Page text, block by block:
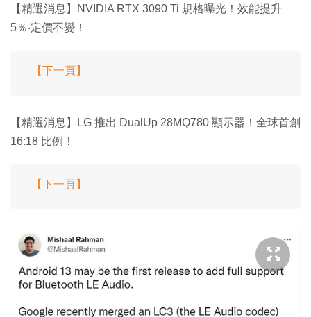
【精選消息】NVIDIA RTX 3090 Ti 規格曝光！效能提升
5％‧定價不變！
【下一頁】
【精選消息】LG 推出 DualUp 28MQ780 顯示器！全球首創
16:18 比例！
【下一頁】